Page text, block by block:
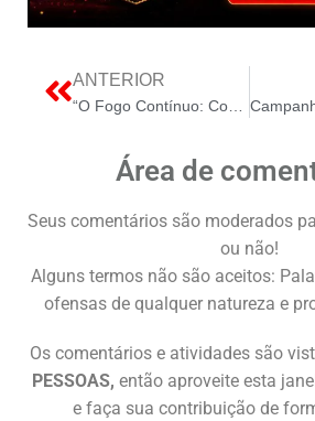
ANTERIOR
“O Fogo Contínuo: Como 100 Dias de Guerra no Oriente Médio Incendiaram a Economia Global”
Área de
Seus comentários são moderados
ou não!
Alguns termos não são aceitos:
ofensas de qualquer natureza e
Os comentários e atividades são
PESSOAS, então aproveite esta
e faça sua contribuição de